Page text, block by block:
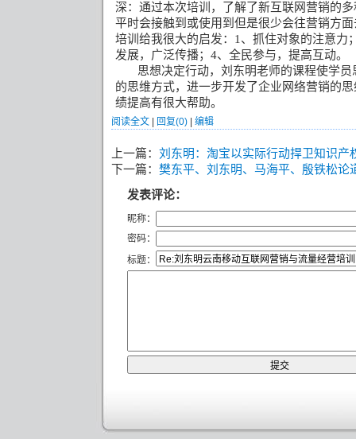
深：通过本次培训，了解了新互联网营销的
平时会接触到或使用到但是很少会往营销方
培训给我很大的启发： 1 、抓住对象的注意力
发展，广泛传播； 4、全民参与，提高互动。
思想决定行动，刘东明老师的课程使学
的思维方式，进一步开发了企业网络营销的
绩提高有很大帮助。
阅读全文 回复(0) 编辑
上一篇： 刘东明：淘宝以实际行动捍卫知识产
下一篇： 樊东平、刘东明、马海平、殷铁松论
发表评论：
昵称：
密码：
标题：